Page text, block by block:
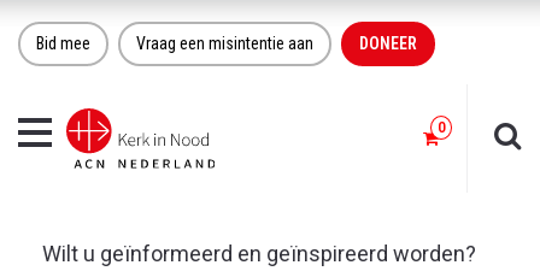
Bid mee Vraag een misintentie aan DONEER
Toggle
navigation
Wilt u geïnformeerd en geïnspireerd worden?